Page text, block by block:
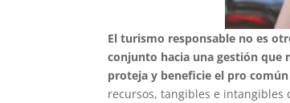
El turismo responsable no es
conjunto hacia una gestión que
proteja y beneficie el pro
recursos, tangibles e